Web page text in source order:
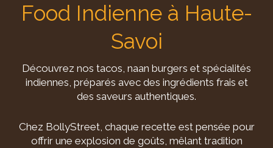
Food Indienne à Haute-
Savoi
Découvrez nos tacos, naan burgers et spécialités
indiennes, préparés avec des ingrédients frais et
des saveurs authentiques.
Chez BollyStreet, chaque recette est pensée pour
offrir une explosion de goûts, mêlant tradition